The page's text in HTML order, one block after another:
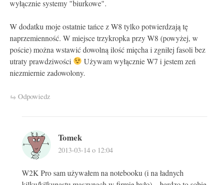
wyłącznie systemy "biurkowe".
W dodatku moje ostatnie tańce z W8 tylko potwierdzają tę
naprzemienność. W miejsce trzykropka przy W8 (powyżej, w
poście) można wstawić dowolną ilość mięcha i zgniłej fasoli bez
utraty prawdziwości
Używam wyłącznie W7 i jestem zeń
niezmiernie zadowolony.
Odpowiedz
Tomek
2013-03-14 o 12:04
W2K Pro sam używałem na notebooku (i na ładnych